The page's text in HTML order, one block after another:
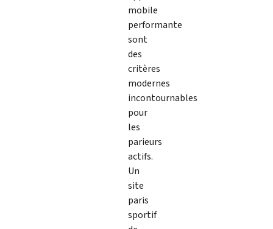
mobile
performante
sont
des
critères
modernes
incontournables
pour
les
parieurs
actifs.
Un
site
paris
sportif